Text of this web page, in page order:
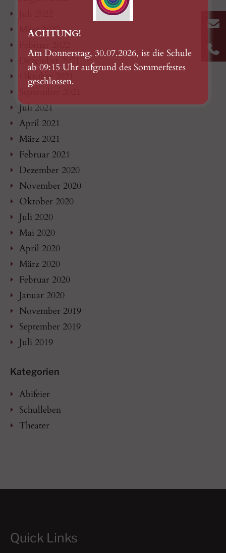
März 2022
Dezember 2021
Oktober 2021
Juli 2021
April 2021
März 2021
Februar 2021
Dezember 2020
November 2020
Oktober 2020
Juli 2020
Mai 2020
April 2020
März 2020
Februar 2020
Januar 2020
November 2019
September 2019
Juli 2019
Kategorien
Abifeier
Schulleben
Theater
Quick Links
ACHTUNG!
Am Donnerstag, 30.07.2026, ist die Schule
ab 09:15 Uhr aufgrund des Sommerfestes
geschlossen.